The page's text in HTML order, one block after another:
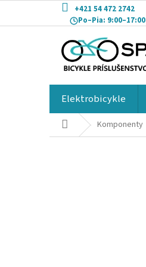
obsah
+421 54 472 2742
Po–Pia: 9:00–17:00
Elektrobicykle
DomovKomponenty